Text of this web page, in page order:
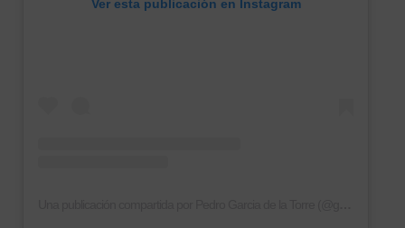
Ver esta publicación en Instagram